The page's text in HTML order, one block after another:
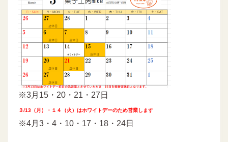
※3月15・20・21・27日
３/13（月）・１４（火）はホワイトデーのため営業します
※4月3・4・10・17・18・24日